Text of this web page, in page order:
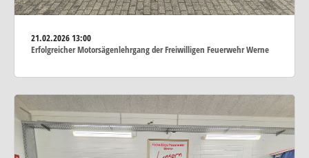
21.02.202613:00
Erfolgreicher Motorsägenlehrgang der Freiwilligen Feuerwehr Werne